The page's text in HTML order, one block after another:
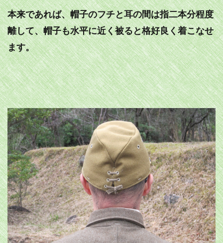
本来であれば、帽子のフチと耳の間は指二本分程度
離して、帽子も水平に近く被ると格好良く着こなせ
ます。